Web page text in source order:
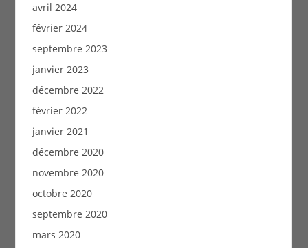
avril 2024
février 2024
septembre 2023
janvier 2023
décembre 2022
février 2022
janvier 2021
décembre 2020
novembre 2020
octobre 2020
septembre 2020
mars 2020